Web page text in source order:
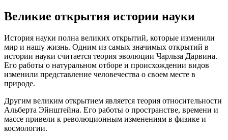
Великие открытия истории науки
История науки полна великих открытий, которые изменили
мир и нашу жизнь. Одним из самых значимых открытий в
истории науки считается теория эволюции Чарльза Дарвина.
Его работы о натуральном отборе и происхождении видов
изменили представление человечества о своем месте в
природе.
Другим великим открытием является теория относительности
Альберта Эйнштейна. Его работы о пространстве, времени и
массе привели к революционным изменениям в физике и
космологии.